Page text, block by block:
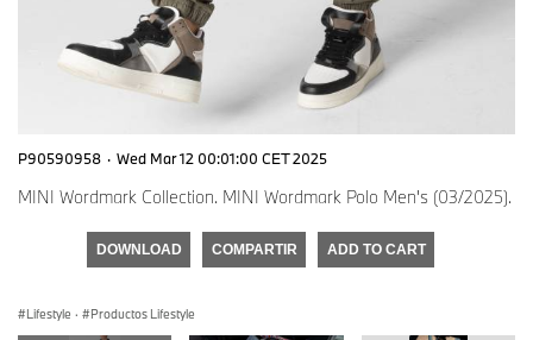
P90590958 · Wed Mar 12 00:01:00 CET 2025
MINI Wordmark Collection. MINI Wordmark Polo Men's (03/2025).
DOWNLOAD COMPARTIR ADD TO CART
Lifestyle · Productos Lifestyle